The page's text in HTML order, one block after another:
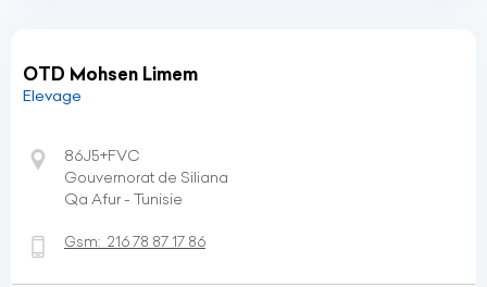
OTD Mohsen Limem
Elevage
86J5+FVC
Gouvernorat de Siliana
Qa Afur - Tunisie
Gsm: 216 78 87 17 86